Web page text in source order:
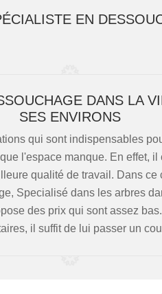
EN
DANS LA
SES ENVIRONS
qui sont indispensables
l'espace manque. En effet,
qualité de travail. Dans ce
Specialisé dans les arbres
des prix qui sont assez
il suffit de lui passer un